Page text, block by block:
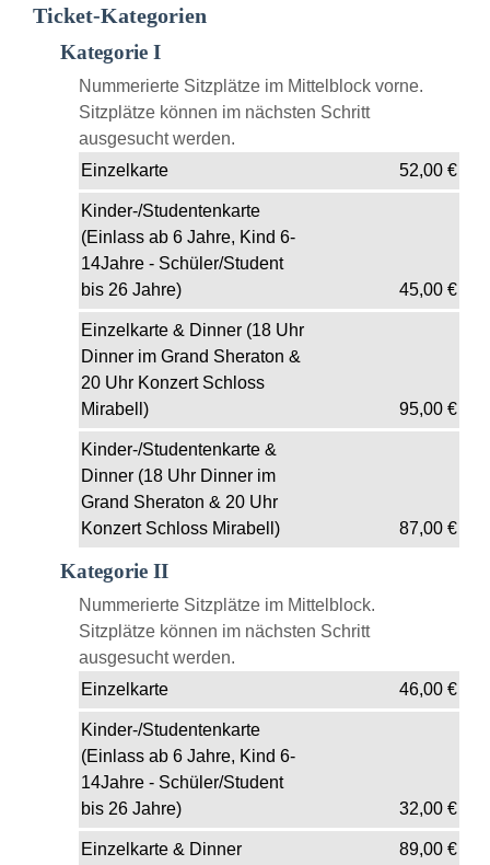
Ticket-Kategorien
Kategorie I
Nummerierte Sitzplätze im Mittelblock vorne.
Sitzplätze können im nächsten Schritt
ausgesucht werden.
Einzelkarte
52,00€
Kinder-/Studentenkarte
(Einlass ab 6 Jahre, Kind 6-
14Jahre - Schüler/Student
bis 26 Jahre)
45,00€
Einzelkarte & Dinner (18 Uhr
Dinner im Grand Sheraton &
20 Uhr Konzert Schloss
Mirabell)
95,00€
Kinder-/Studentenkarte &
Dinner (18 Uhr Dinner im
Grand Sheraton & 20 Uhr
Konzert Schloss Mirabell)
87,00€
Kategorie II
Nummerierte Sitzplätze im Mittelblock.
Sitzplätze können im nächsten Schritt
ausgesucht werden.
Einzelkarte
46,00€
Kinder-/Studentenkarte
(Einlass ab 6 Jahre, Kind 6-
14Jahre - Schüler/Student
bis 26 Jahre)
32,00€
Einzelkarte & Dinner 89,00€